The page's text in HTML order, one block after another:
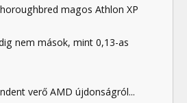
magos Athlon XP
nem mások, mint 0,13-as
verő AMD újdonságról...